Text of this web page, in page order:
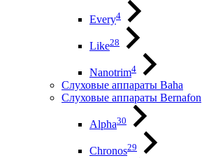
Every4
Like28
Nanotrim4
Слуховые аппараты Baha
Слуховые аппараты Bernafon
Alpha30
Chronos29